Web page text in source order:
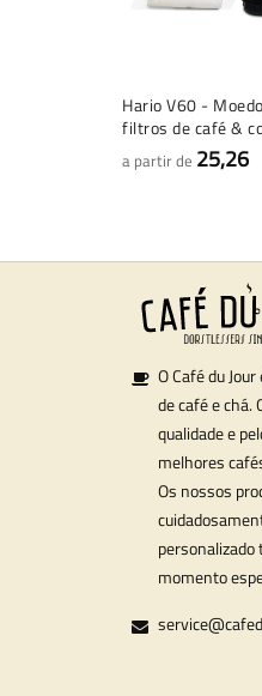
Hario V60 -
filtros de café &
Conjunto completo
a partir de 25,26
O Café du
de café e chá.
qualidade e
melhores
Os nossos
personalizado
momento